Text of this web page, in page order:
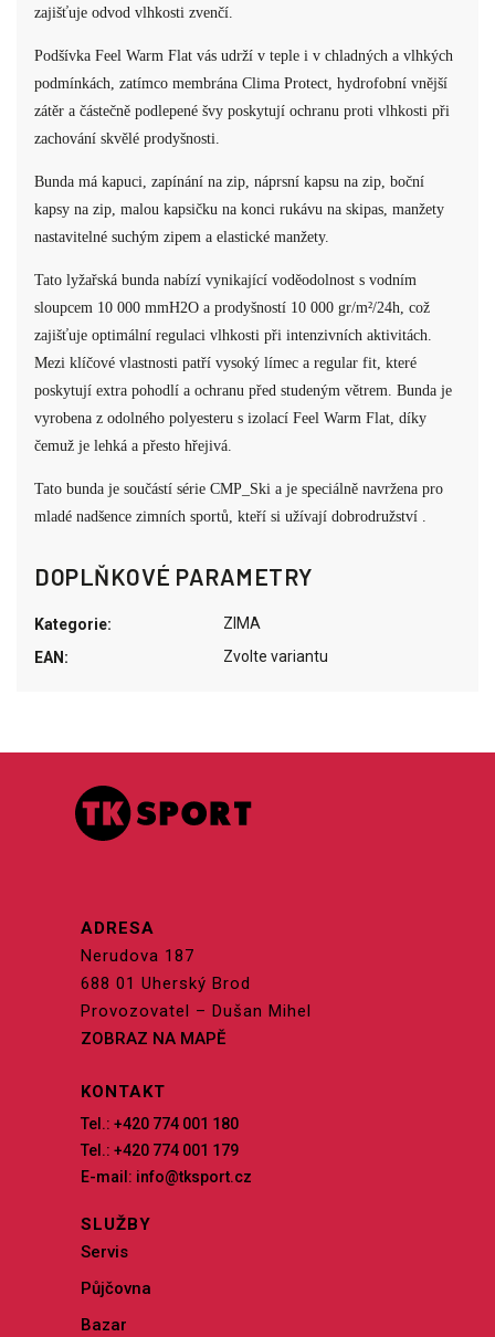
zajišťuje odvod vlhkosti zvenčí.
Podšívka Feel Warm Flat vás udrží v teple i v chladných a vlhkých
podmínkách, zatímco membrána Clima Protect, hydrofobní vnější
zátěr a částečně podlepené švy poskytují ochranu proti vlhkosti při
zachování skvělé prodyšnosti.
Bunda má kapuci, zapínání na zip, náprsní kapsu na zip, boční
kapsy na zip, malou kapsičku na konci rukávu na skipas, manžety
nastavitelné suchým zipem a elastické manžety.
Tato lyžařská bunda nabízí vynikající voděodolnost s vodním
sloupcem 10 000 mmH2O a prodyšností 10 000 gr/m²/24h, což
zajišťuje optimální regulaci vlhkosti při intenzivních aktivitách.
Mezi klíčové vlastnosti patří vysoký límec a regular fit, které
poskytují extra pohodlí a ochranu před studeným větrem. Bunda je
vyrobena z odolného polyesteru s izolací Feel Warm Flat, díky
čemuž je lehká a přesto hřejivá.
Tato bunda je součástí série CMP_Ski a je speciálně navržena pro
mladé nadšence zimních sportů, kteří si užívají dobrodružství .
DOPLŇKOVÉ PARAMETRY
Kategorie:
ZIMA
EAN : Zvolte variantu
ADRESA
Nerudova 187
688 01 Uherský Brod
Provozovatel – Dušan Mihel
ZOBRAZ NA MAPĚ
KONTAKT
Tel.: +420 774 001 180
Tel.: +420 774 001 179
E-mail: info@tksport.cz
SLUŽBY
Servis
Půjčovna
Bazar